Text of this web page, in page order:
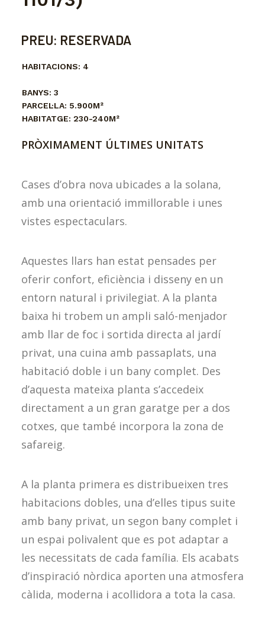
PREU: RESERVADA
HABITACIONS: 4
BANYS: 3
PARCEL·LA: 5.900M²
HABITATGE: 230-240M²
PRÒXIMAMENT ÚLTIMES UNITATS
Cases d’obra nova ubicades a la solana,
amb una orientació immillorable i unes
vistes espectaculars.
Aquestes llars han estat pensades per
oferir confort, eficiència i disseny en un
entorn natural i privilegiat. A la planta
baixa hi trobem un ampli saló-menjador
amb llar de foc i sortida directa al jardí
privat, una cuina amb passaplats, una
habitació doble i un bany complet. Des
d’aquesta mateixa planta s’accedeix
directament a un gran garatge per a dos
cotxes, que també incorpora la zona de
safareig.
A la planta primera es distribueixen tres
habitacions dobles, una d’elles tipus suite
amb bany privat, un segon bany complet i
un espai polivalent que es pot adaptar a
les necessitats de cada família. Els acabats
d’inspiració nòrdica aporten una atmosfera
càlida, moderna i acollidora a tota la casa.